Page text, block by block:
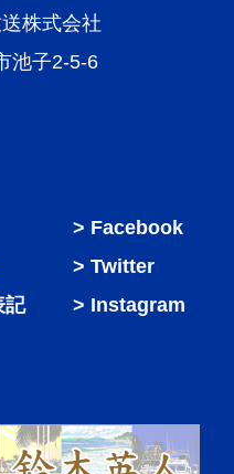
株式会社
池子2-5-6
記
Facebook
Twitter
Instagram